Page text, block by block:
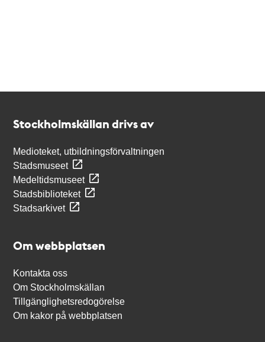
Stockholmskällan drivs av
Medioteket, utbildningsförvaltningen
Stadsmuseet
Medeltidsmuseet
Stadsbiblioteket
Stadsarkivet
Om webbplatsen
Kontakta oss
Om Stockholmskällan
Tillgänglighetsredogörelse
Om kakor på webbplatsen